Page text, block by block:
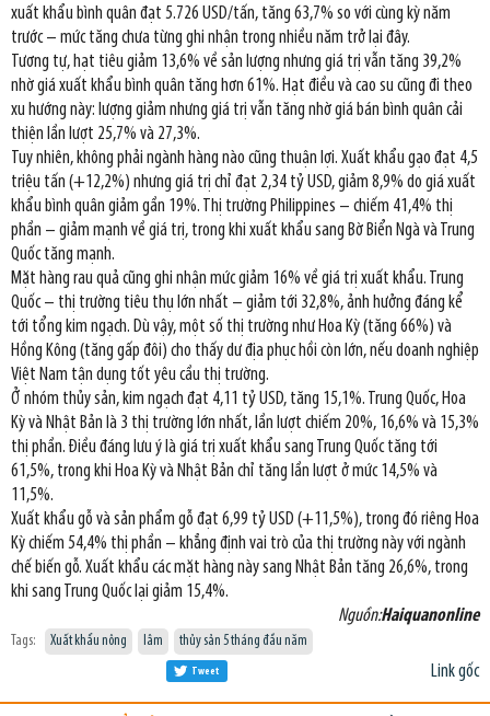
xuất khẩu bình quân đạt 5.726 USD/tấn, tăng 63,7% so với cùng kỳ năm
trước – mức tăng chưa từng ghi nhận trong nhiều năm trở lại đây.
Tương tự, hạt tiêu giảm 13,6% về sản lượng nhưng giá trị vẫn tăng 39,2%
nhờ giá xuất khẩu bình quân tăng hơn 61%. Hạt điều và cao su cũng đi theo
xu hướng này: lượng giảm nhưng giá trị vẫn tăng nhờ giá bán bình quân cải
thiện lần lượt 25,7% và 27,3%.
Tuy nhiên, không phải ngành hàng nào cũng thuận lợi. Xuất khẩu gạo đạt 4,5
triệu tấn (+12,2%) nhưng giá trị chỉ đạt 2,34 tỷ USD, giảm 8,9% do giá xuất
khẩu bình quân giảm gần 19%. Thị trường Philippines – chiếm 41,4% thị
phần – giảm mạnh về giá trị, trong khi xuất khẩu sang Bờ Biển Ngà và Trung
Quốc tăng mạnh.
Mặt hàng rau quả cũng ghi nhận mức giảm 16% về giá trị xuất khẩu. Trung
Quốc – thị trường tiêu thụ lớn nhất – giảm tới 32,8%, ảnh hưởng đáng kể
tới tổng kim ngạch. Dù vậy, một số thị trường như Hoa Kỳ (tăng 66%) và
Hồng Kông (tăng gấp đôi) cho thấy dư địa phục hồi còn lớn, nếu doanh nghiệp
Việt Nam tận dụng tốt yêu cầu thị trường.
Ở nhóm thủy sản, kim ngạch đạt 4,11 tỷ USD, tăng 15,1%. Trung Quốc, Hoa
Kỳ và Nhật Bản là 3 thị trường lớn nhất, lần lượt chiếm 20%, 16,6% và 15,3%
thị phần. Điều đáng lưu ý là giá trị xuất khẩu sang Trung Quốc tăng tới
61,5%, trong khi Hoa Kỳ và Nhật Bản chỉ tăng lần lượt ở mức 14,5% và
11,5%.
Xuất khẩu gỗ và sản phẩm gỗ đạt 6,99 tỷ USD (+11,5%), trong đó riêng Hoa
Kỳ chiếm 54,4% thị phần – khẳng định vai trò của thị trường này với ngành
chế biến gỗ. Xuất khẩu các mặt hàng này sang Nhật Bản tăng 26,6%, trong
khi sang Trung Quốc lại giảm 15,4%.
Nguồn:Haiquanonline
Tags: Xuất khẩu nông lâm thủy sản 5 tháng đầu năm
Link gốc
Tweet